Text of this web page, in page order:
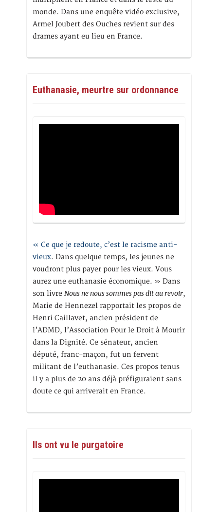
monde. Dans une enquête vidéo exclusive,
Armel Joubert des Ouches revient sur des
drames ayant eu lieu en France.
Euthanasie, meurtre sur ordonnance
« Ce que je redoute, c’est le racisme anti-
vieux. Dans quelque temps, les jeunes ne
voudront plus payer pour les vieux. Vous
aurez une euthanasie économique. » Dans
son livre Nous ne nous sommes pas dit au revoir,
Marie de Hennezel rapportait les propos de
Henri Caillavet, ancien président de
l’ADMD, l’Association Pour le Droit à Mourir
dans la Dignité. Ce sénateur, ancien
député, franc-maçon, fut un fervent
militant de l’euthanasie. Ces propos tenus
il y a plus de 20 ans déjà préfiguraient sans
doute ce qui arriverait en France.
Ils ont vu le purgatoire